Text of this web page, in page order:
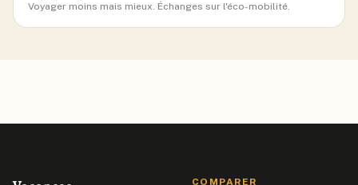
Voyager moins mais mieux. Échanges sur l'éco-mobilité.
COMPARER